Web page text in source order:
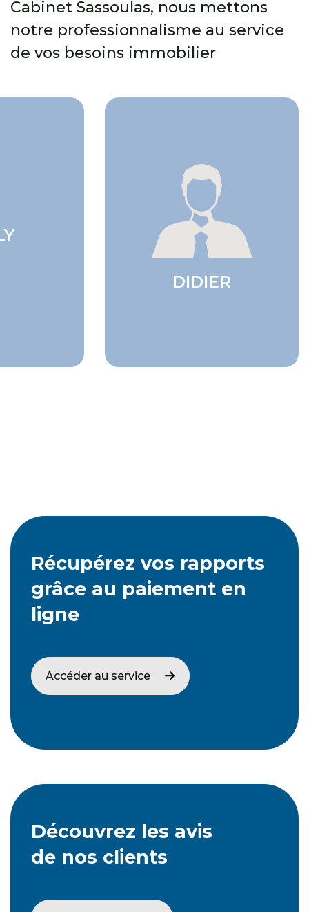
DIDIER
Cabinet Sassoulas, nous mettons
notre professionnalisme au service
de vos besoins immobilier
Récupérez vos rapports
grâce au paiement en
ligne
Accéder au service
Découvrez les avis
de nos clients